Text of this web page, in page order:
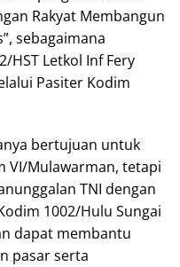
Rakyat Membangun
sebagaimana
HST Letkol Inf Fery
Pasiter Kodim
bertujuan untuk
VI/Mulawarman, tetapi
TNI dengan
1002/Hulu Sungai
dapat membantu
pasar serta